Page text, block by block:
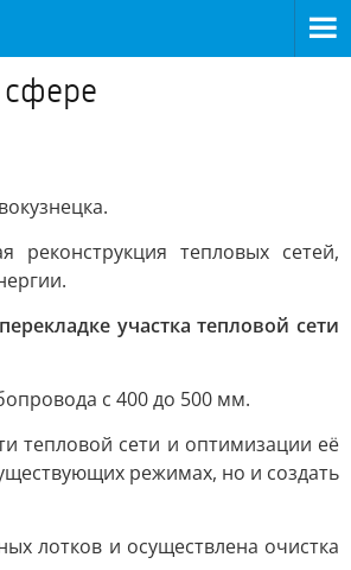
сфере
тепловых сетей,
участка тепловой сети
с 400 до 500 мм.
тепловой сети и оптимизации её
режимах, но и создать
лотков и осуществлена очистка